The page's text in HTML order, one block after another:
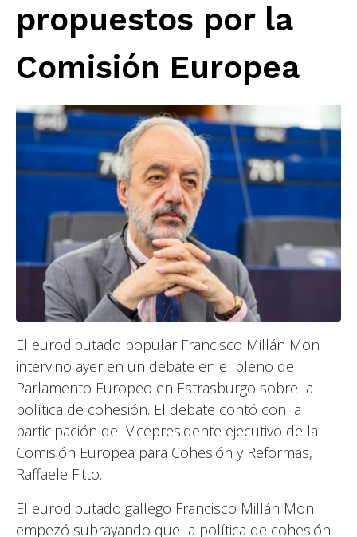
propuestos por la
Comisión Europea
El eurodiputado popular Francisco Millán Mon
intervino ayer en un debate en el pleno del
Parlamento Europeo en Estrasburgo sobre la
política de cohesión. El debate contó con la
participación del Vicepresidente ejecutivo de la
Comisión Europea para Cohesión y Reformas,
Raffaele Fitto.
El eurodiputado gallego Francisco Millán Mon
empezó subrayando que la política de cohesión